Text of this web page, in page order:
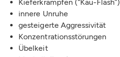
Kieferkrampfen (“Kau-Flash”)
innere Unruhe
gesteigerte Aggressivität
Konzentrationsstörungen
Übelkeit